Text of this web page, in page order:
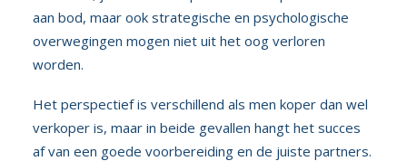
aan bod, maar ook strategische en psychologische
overwegingen mogen niet uit het oog verloren
worden.
Het perspectief is verschillend als men koper dan wel
verkoper is, maar in beide gevallen hangt het succes
af van een goede voorbereiding en de juiste partners.